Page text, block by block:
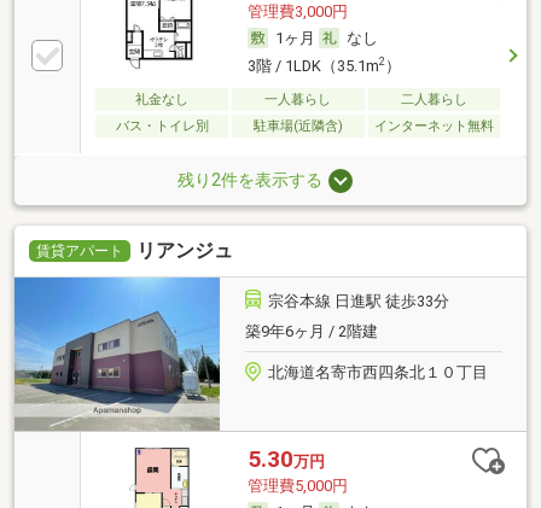
管理費3,000円
1ヶ月
なし
3階 / 1LDK（35.1m2）
礼金なし 一人暮らし
二人暮らし
バス・トイレ別
駐車場(近隣含) インターネット無料
残り2件を表示する
賃貸アパート リアンジュ
宗谷本線 日進駅 徒歩33分
築9年6ヶ月 / 2階建
北海道名寄市西四条北１０丁目
5.30万円
管理費5,000円